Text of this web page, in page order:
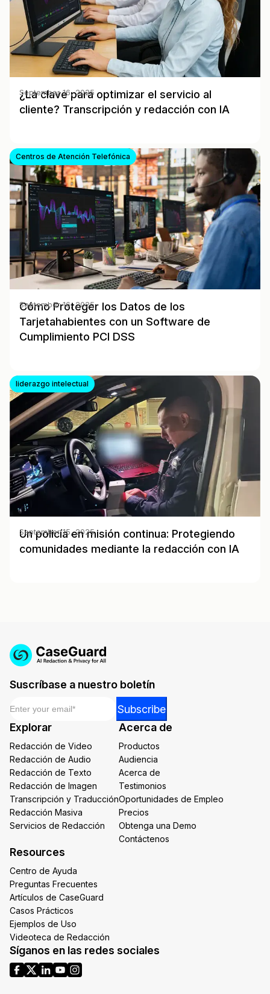
¿La clave para optimizar el servicio al
cliente? Transcripción y redacción con IA
September 16, 2025
Centros de Atención Telefónica
Cómo Proteger los Datos de los
Tarjetahabientes con un Software de
Cumplimiento PCI DSS
September 16, 2025
liderazgo intelectual
Un policía en misión continua: Protegiendo
comunidades mediante la redacción con IA
September 15, 2025
Suscríbase a nuestro boletín
Email
Subscribe
Explorar
Redacción de Video
Redacción de Audio
Redacción de Texto
Redacción de Imagen
Transcripción y Traducción
Redacción Masiva
Servicios de Redacción
Acerca de
Productos
Audiencia
Acerca de
Testimonios
Oportunidades de Empleo
Precios
Obtenga una Demo
Contáctenos
Resources
Centro de Ayuda
Preguntas Frecuentes
Artículos de CaseGuard
Casos Prácticos
Ejemplos de Uso
Videoteca de Redacción
Síganos en las redes sociales